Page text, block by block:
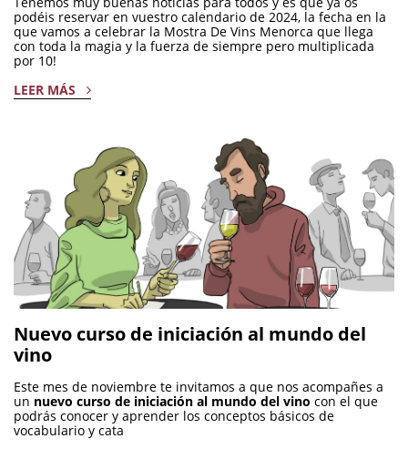
podéis reservar en vuestro calendario de 2024, la fecha en la
que vamos a celebrar la Mostra De Vins Menorca que llega
con toda la magia y la fuerza de siempre pero multiplicada
por 10!
LEER MÁS
Nuevo curso de iniciación al mundo del
vino
Este mes de noviembre te invitamos a que nos acompañes a
un nuevo curso de iniciación al mundo del vino con el que
podrás conocer y aprender los conceptos básicos de
vocabulario y cata